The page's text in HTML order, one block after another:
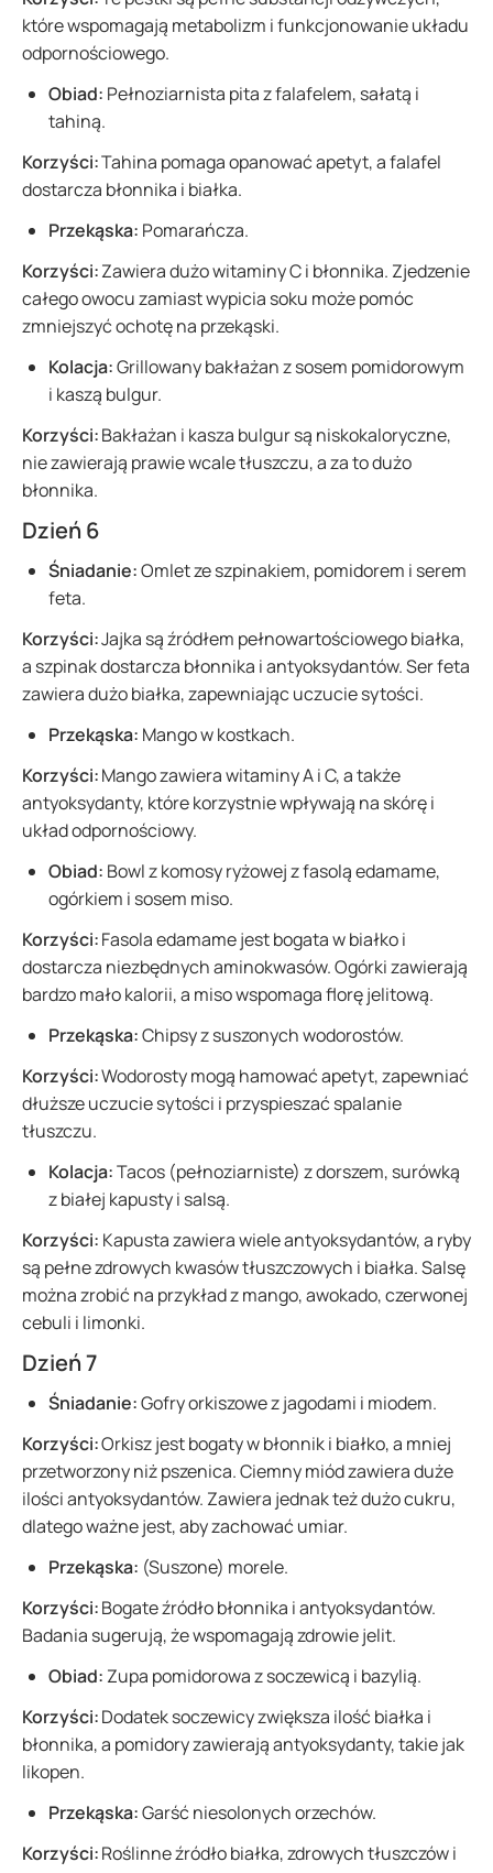
które wspomagają metabolizm i funkcjonowanie układu
odpornościowego.
Obiad: Pełnoziarnista pita z falafelem, sałatą i
tahiną.
Korzyści:Tahina pomaga opanować apetyt, a falafel
dostarcza błonnika i białka.
Przekąska: Pomarańcza.
Korzyści:Zawiera dużo witaminy C i błonnika. Zjedzenie
całego owocu zamiast wypicia soku może pomóc
zmniejszyć ochotę na przekąski.
Kolacja:Grillowany bakłażan z sosem pomidorowym
i kaszą bulgur.
Korzyści:Bakłażan i kasza bulgur są niskokaloryczne,
nie zawierają prawie wcale tłuszczu, a za to dużo
błonnika.
Dzień 6
Śniadanie:Omlet ze szpinakiem, pomidorem i serem
feta.
Korzyści:Jajka są źródłem pełnowartościowego białka,
a szpinak dostarcza błonnika i antyoksydantów. Ser feta
zawiera dużo białka, zapewniając uczucie sytości.
Przekąska: Mango w kostkach.
Korzyści:Mango zawiera witaminy A i C, a także
antyoksydanty, które korzystnie wpływają na skórę i
układ odpornościowy.
Obiad: Bowl z komosy ryżowej z fasolą edamame,
ogórkiem i sosem miso.
Korzyści:Fasola edamame jest bogata w białko i
dostarcza niezbędnych aminokwasów. Ogórki zawierają
bardzo mało kalorii, a miso wspomaga florę jelitową.
Przekąska:Chipsy z suszonych wodorostów.
Korzyści:Wodorosty mogą hamować apetyt, zapewniać
dłuższe uczucie sytości i przyspieszać spalanie
tłuszczu.
Kolacja:Tacos (pełnoziarniste) z dorszem, surówką
z białej kapusty i salsą.
Korzyści: Kapusta zawiera wiele antyoksydantów, a ryby
są pełne zdrowych kwasów tłuszczowych i białka. Salsę
można zrobić na przykład z mango, awokado, czerwonej
cebuli i limonki.
Dzień 7
Śniadanie:Gofry orkiszowe z jagodami i miodem.
Korzyści:Orkisz jest bogaty w błonnik i białko, a mniej
przetworzony niż pszenica. Ciemny miód zawiera duże
ilości antyoksydantów. Zawiera jednak też dużo cukru,
dlatego ważne jest, aby zachować umiar.
Przekąska: (Suszone) morele.
Korzyści:Bogate źródło błonnika i antyoksydantów.
Badania sugerują, że wspomagają zdrowie jelit.
Obiad: Zupa pomidorowa z soczewicą i bazylią.
Korzyści:Dodatek soczewicy zwiększa ilość białka i
błonnika, a pomidory zawierają antyoksydanty, takie jak
likopen.
Przekąska:Garść niesolonych orzechów.
Korzyści:Roślinne źródło białka, zdrowych tłuszczów i